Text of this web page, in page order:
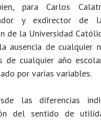
para Carlos
y exdirector de
de la Universidad
ausencia de cualquier
de cualquier año
por varias variables.
las diferencias
del sentido de